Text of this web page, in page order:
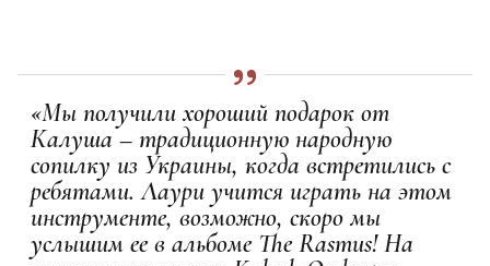
«Мы получили хороший подарок от
Калуша – традиционную народную
сопилку из Украины, когда встретились с
ребятами. Лаури учится играть на этом
инструменте, возможно, скоро мы
услышим ее в альбоме The Rasmus! На